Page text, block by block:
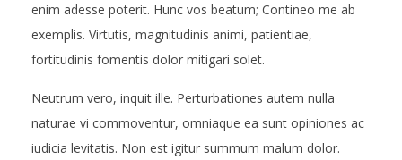
enim adesse poterit. Hunc vos beatum; Contineo me ab
exemplis. Virtutis, magnitudinis animi, patientiae,
fortitudinis fomentis dolor mitigari solet.
Neutrum vero, inquit ille. Perturbationes autem nulla
naturae vi commoventur, omniaque ea sunt opiniones ac
iudicia levitatis. Non est igitur summum malum dolor.